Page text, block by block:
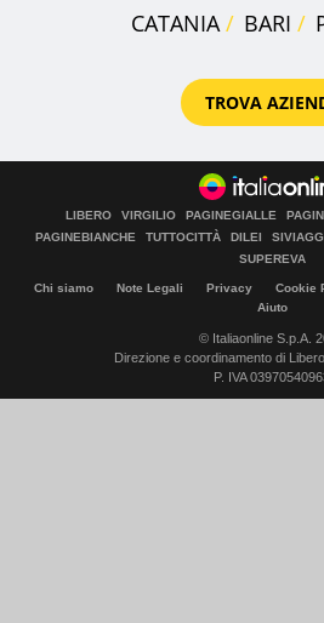
CATANIA
BARI
TROVA
LIBERO VIRGILIO PAGINEGIALLE
PAGINEBIANCHE
TUTTOCITTÀ DILEI
SUPEREVA
Chi siamo Note Legali Privacy Cookie
Aiuto
© Italiaonline S.p.A.
Direzione e coordinamento di
P. IVA